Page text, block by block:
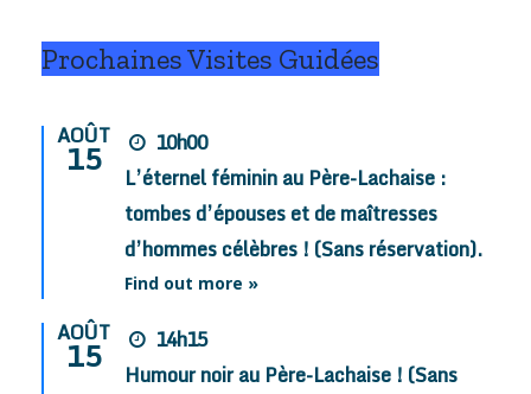
Prochaines Visites Guidées
AOÛT
15
10h00
L’éternel féminin au Père-Lachaise :
tombes d’épouses et de maîtresses
d’hommes célèbres ! (Sans réservation).
Find out more »
AOÛT
15
14h15
Humour noir au Père-Lachaise ! (Sans